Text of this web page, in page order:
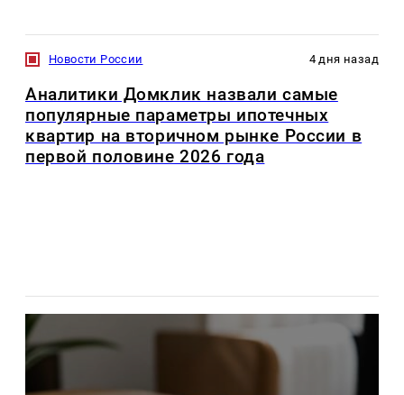
Новости России 4 дня назад
Аналитики Домклик назвали самые
популярные параметры ипотечных
квартир на вторичном рынке России в
первой половине 2026 года